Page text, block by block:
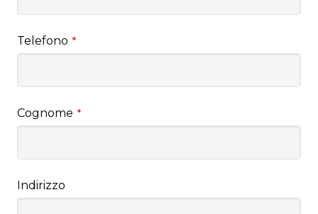
Telefono *
Cognome *
Indirizzo